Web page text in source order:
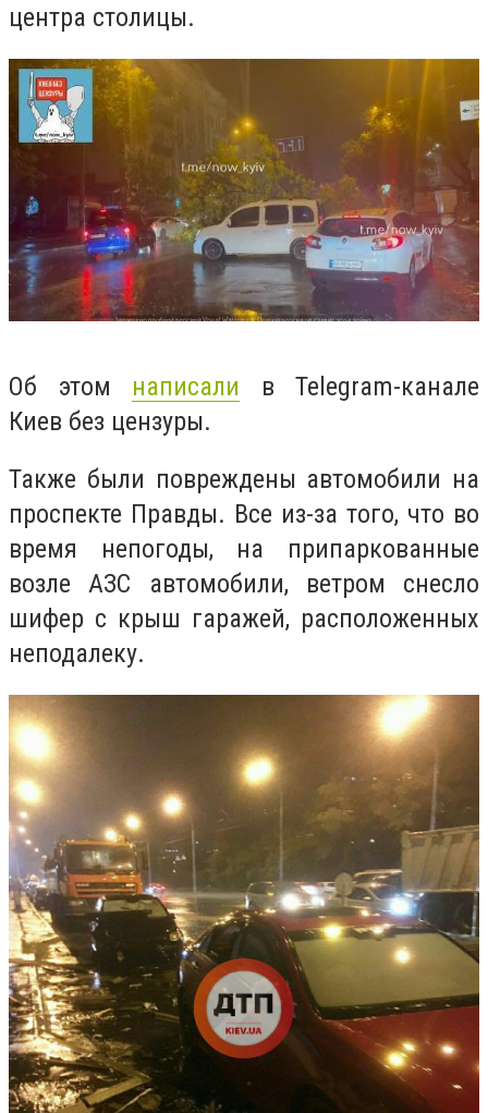
центра столицы.
Об этом написали в Telegram-канале
Киев без цензуры.
Также были повреждены автомобили на
проспекте Правды. Все из-за того, что во
время непогоды, на припаркованные
возле АЗС автомобили, ветром снесло
шифер с крыш гаражей, расположенных
неподалеку.